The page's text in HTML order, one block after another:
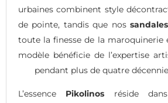
urbaines combinent style
de pointe, tandis que nossandales
toute la finesse de la maroquinerie
modèle bénéficie de l’expertise
pendant plus de quatre
L’essence Pikolinos réside